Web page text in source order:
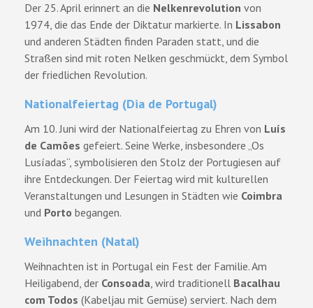
Der 25. April erinnert an die Nelkenrevolution von
1974, die das Ende der Diktatur markierte. In Lissabon
und anderen Städten finden Paraden statt, und die
Straßen sind mit roten Nelken geschmückt, dem Symbol
der friedlichen Revolution.
Nationalfeiertag (Dia de Portugal)
Am 10. Juni wird der Nationalfeiertag zu Ehren von Luís
de Camões gefeiert. Seine Werke, insbesondere „Os
Lusíadas“, symbolisieren den Stolz der Portugiesen auf
ihre Entdeckungen. Der Feiertag wird mit kulturellen
Veranstaltungen und Lesungen in Städten wie Coimbra
und Porto begangen.
Weihnachten (Natal)
Weihnachten ist in Portugal ein Fest der Familie. Am
Heiligabend, der Consoada, wird traditionell Bacalhau
com Todos (Kabeljau mit Gemüse) serviert. Nach dem